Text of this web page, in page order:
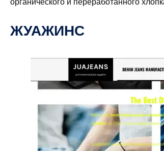
ЖУАЖИНС